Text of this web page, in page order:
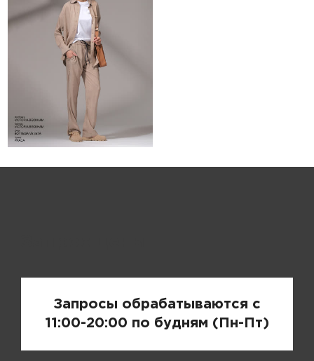
Запросы обрабатываются с
11:00-20:00 по будням (Пн-Пт)